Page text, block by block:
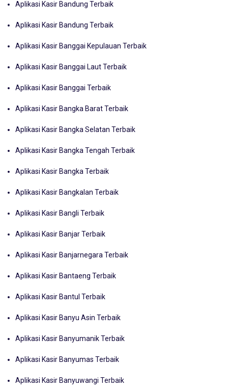
Aplikasi Kasir Bandung Terbaik
Aplikasi Kasir Bandung Terbaik
Aplikasi Kasir Banggai Kepulauan Terbaik
Aplikasi Kasir Banggai Laut Terbaik
Aplikasi Kasir Banggai Terbaik
Aplikasi Kasir Bangka Barat Terbaik
Aplikasi Kasir Bangka Selatan Terbaik
Aplikasi Kasir Bangka Tengah Terbaik
Aplikasi Kasir Bangka Terbaik
Aplikasi Kasir Bangkalan Terbaik
Aplikasi Kasir Bangli Terbaik
Aplikasi Kasir Banjar Terbaik
Aplikasi Kasir Banjarnegara Terbaik
Aplikasi Kasir Bantaeng Terbaik
Aplikasi Kasir Bantul Terbaik
Aplikasi Kasir Banyu Asin Terbaik
Aplikasi Kasir Banyumanik Terbaik
Aplikasi Kasir Banyumas Terbaik
Aplikasi Kasir Banyuwangi Terbaik